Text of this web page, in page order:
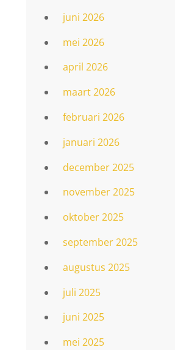
juni 2026
mei 2026
april 2026
maart 2026
februari 2026
januari 2026
december 2025
november 2025
oktober 2025
september 2025
augustus 2025
juli 2025
juni 2025
mei 2025